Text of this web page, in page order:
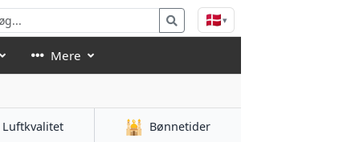
🇩🇰▾
Mere
Luftkvalitet 🕌 Bønnetider